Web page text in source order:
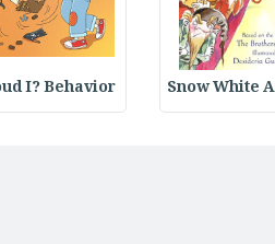
Snow White
I? Behavior &